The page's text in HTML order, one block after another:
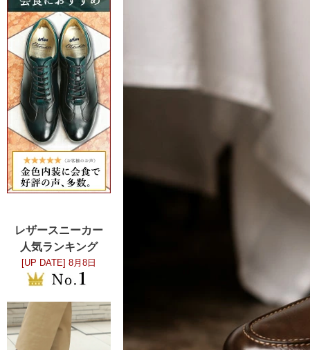
レザースニーカー
人気ランキング
[UP DATE] 8月8日